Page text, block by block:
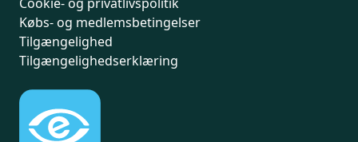
Købs- og medlemsbetingelser
Tilgængelighed
Tilgængelighedserklæring